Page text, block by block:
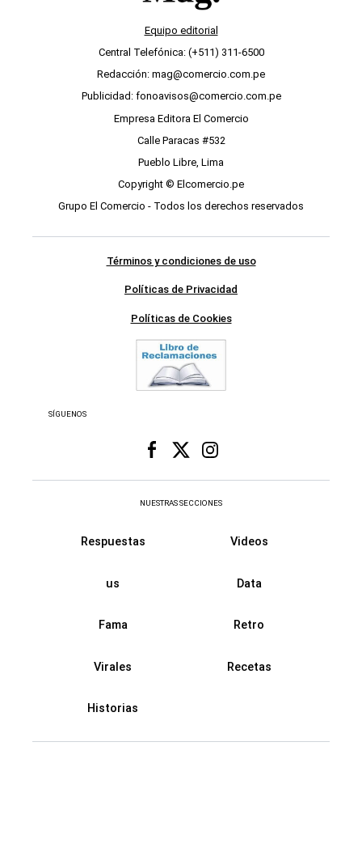
Equipo editorial
Central Telefónica: (+511) 311-6500
Redacción: mag@comercio.com.pe
Publicidad: fonoavisos@comercio.com.pe
Empresa Editora El Comercio
Calle Paracas #532
Pueblo Libre, Lima
Copyright © Elcomercio.pe
Grupo El Comercio - Todos los derechos reservados
Términos y condiciones de uso
Políticas de Privacidad
Políticas de Cookies
SÍGUENOS
NUESTRAS SECCIONES
Respuestas Videos
us Data
Fama Retro
Virales Recetas
Historias